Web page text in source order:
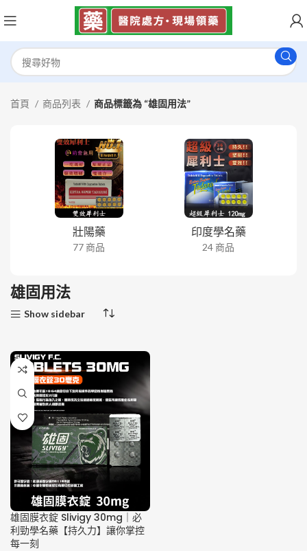
首頁 商品列表 商品標籤為 “雄固用法”
壯陽藥
77 商品
印度學名藥
24 商品
雄固用法
Show sidebar
雄固膜衣錠 Slivigy 30mg｜必
利勁學名藥【持久力】讓你掌控
每一刻